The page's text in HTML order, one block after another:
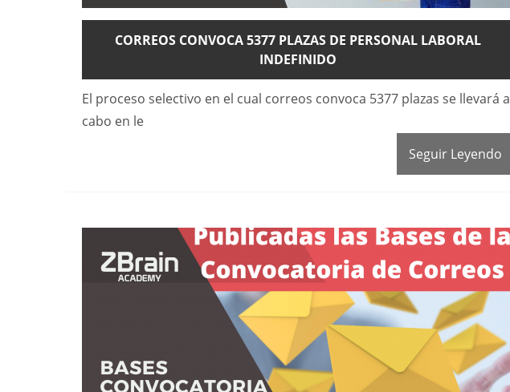
CORREOS CONVOCA 5377 PLAZAS DE PERSONAL LABORAL
INDEFINIDO
El proceso selectivo en el cual correos convoca 5377 plazas se llevará a
cabo en le
Seguir Leyendo